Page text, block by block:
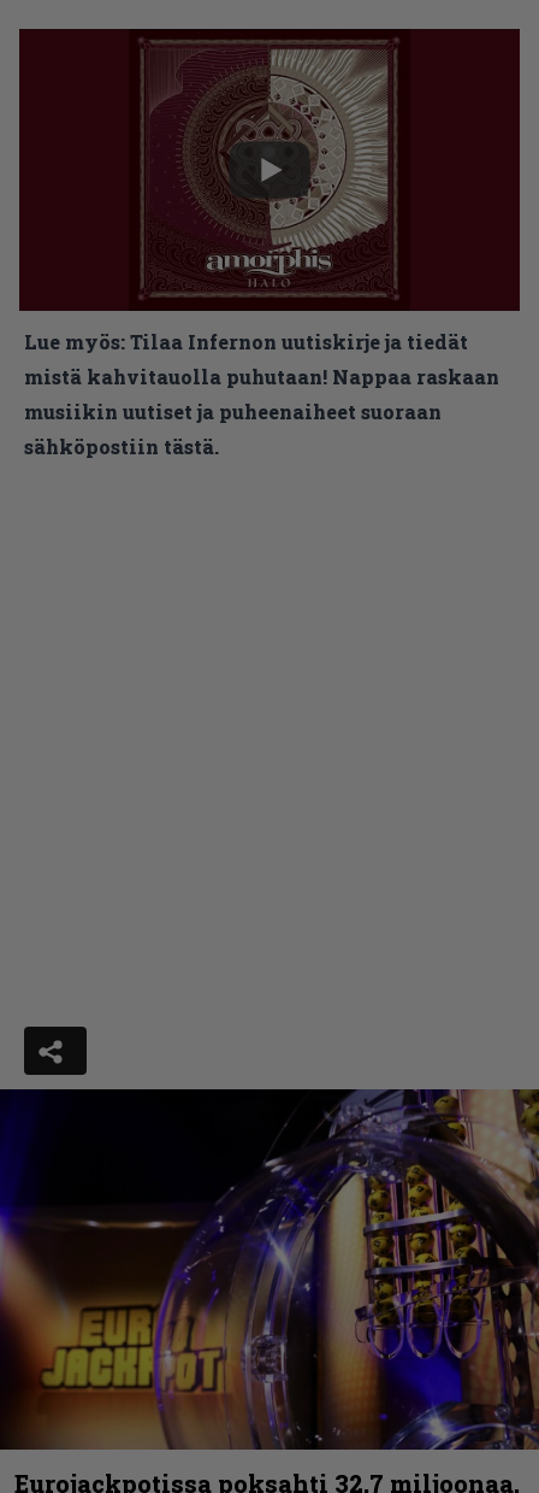
Lue myös:Tilaa Infernon uutiskirje ja tiedät
mistä kahvitauolla puhutaan! Nappaa raskaan
musiikin uutiset ja puheenaiheet suoraan
sähköpostiin tästä.
Eurojackpotissa poksahti 32,7 miljoonaa,